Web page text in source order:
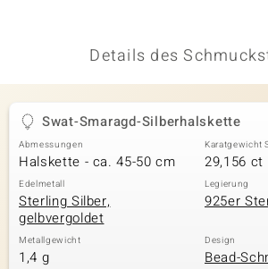
Details des
Swat-Smaragd-Silberhalskette
Abmessungen
Halskette - ca. 45-50 cm
Karatgewicht
29,156 ct
Edelmetall
Sterling Silber,
gelbvergoldet
Legierung
925er
Metallgewicht
1,4 g
Design
Bead-